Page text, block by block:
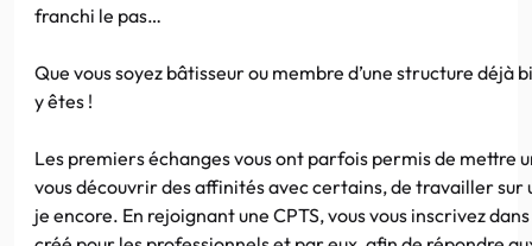
franchi le pas…
Que vous soyez bâtisseur ou membre d’une structure déjà
y êtes !
Les premiers échanges vous ont parfois permis de mettre
vous découvrir des affinités avec certains, de travailler sur
je encore. En rejoignant une CPTS, vous vous inscrivez